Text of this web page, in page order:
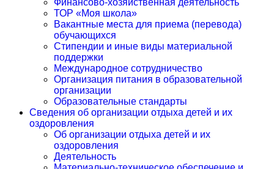
ТОР «Моя школа»
Вакантные места для приема (перевода)
обучающихся
Стипендии и иные виды материальной
поддержки
Международное сотрудничество
Организация питания в образовательной
организации
Образовательные стандарты
Сведения об организации отдыха детей и их
оздоровления
Об организации отдыха детей и их
оздоровления
Деятельность